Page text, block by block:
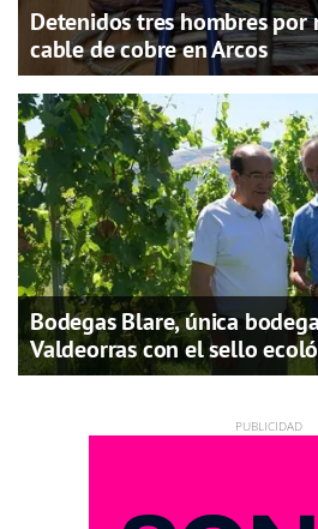
Detenidos tres hombres
cable de cobre en Arcos
Bodegas Blare, única
Valdeorras con el sello